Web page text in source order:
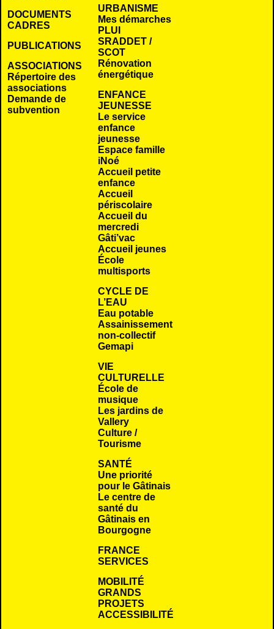
DOCUMENTS
CADRES
PUBLICATIONS
ASSOCIATIONS
Répertoire des
associations
Demande de
subvention
URBANISME
Mes démarches
PLUI
SRADDET /
SCOT
Rénovation
énergétique
ENFANCE
JEUNESSE
Le service
enfance
jeunesse
Espace famille
iNoé
Accueil petite
enfance
Accueil
périscolaire
Accueil du
mercredi
Gâti’vac
Accueil jeunes
École
multisports
CYCLE DE
L’EAU
Eau potable
Assainissement
non-collectif
Gemapi
VIE
CULTURELLE
École de
musique
Les jardins de
Vallery
Culture /
Tourisme
SANTÉ
Une priorité
pour le Gâtinais
Le centre de
santé du
Gâtinais en
Bourgogne
FRANCE
SERVICES
MOBILITÉ
GRANDS
PROJETS
ACCESSIBILITÉ